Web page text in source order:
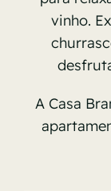
vinho.
A Casa